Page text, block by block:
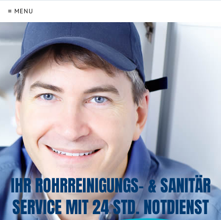
≡ MENU
IHR ROHRREINIGUNGS- & SANITÄR
SERVICE MIT 24 STD. NOTDIENST